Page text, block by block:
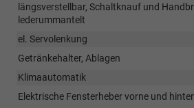
längsverstellbar, Schaltknauf und
lederummantelt
el. Servolenkung
Getränkehalter, Ablagen
Klimaautomatik
Elektrische Fensterheber vorne und